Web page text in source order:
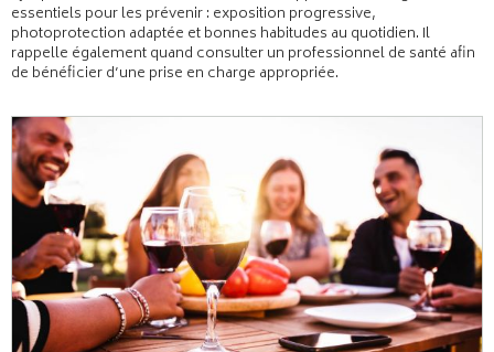
essentiels pour les prévenir : exposition progressive,
photoprotection adaptée et bonnes habitudes au quotidien. Il
rappelle également quand consulter un professionnel de santé afin
de bénéficier d’une prise en charge appropriée.